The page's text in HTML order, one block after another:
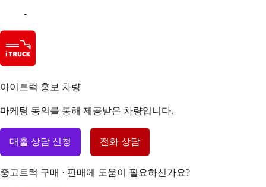
-
아이트럭 홍보 차량
마케팅 동의를 통해 제공받은 차량입니다.
대출 상담 신청 전화 상담
중고트럭 구매 · 판매에 도움이 필요하신가요?